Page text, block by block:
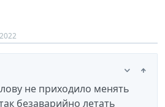
не приходило менять
безаварийно летать